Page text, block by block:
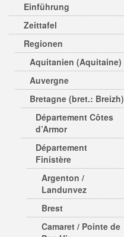
Einführung
Zeittafel
Regionen
Aquitanien (Aquitaine)
Auvergne
Bretagne (bret.: Breizh)
Département Côtes
d’Armor
Département
Finistère
Argenton /
Landunvez
Brest
Camaret / Pointe de